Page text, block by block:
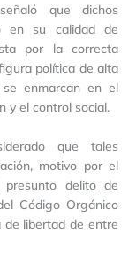
que dichos
en su calidad de
por la correcta
política de alta
enmarcan en el
y el control social.
que tales
motivo por el
delito de
Código Orgánico
de libertad de entre